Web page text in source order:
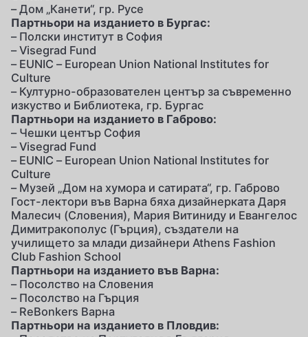
– Дом „Канети“, гр. Русе
Партньори на изданието в Бургас:
– Полски институт в София
– Visegrad Fund
– EUNIC – European Union National Institutes for
Culture
– Културно-образователен център за съвременно
изкуство и Библиотека, гр. Бургас
Партньори на изданието в Габрово:
– Чешки център София
– Visegrad Fund
– EUNIC – European Union National Institutes for
Culture
– Музей „Дом на хумора и сатирата“, гр. Габрово
Гост-лектори във Варна бяха дизайнерката Даря
Малесич (Словения), Мария Витиниду и Евангелос
Димитракополус (Гърция), създатели на
училището за млади дизайнери Athens Fashion
Club Fashion School
Партньори на изданието във Варна:
– Посолство на Словения
– Посолство на Гърция
– ReBonkers Варна
Партньори на изданието в Пловдив: